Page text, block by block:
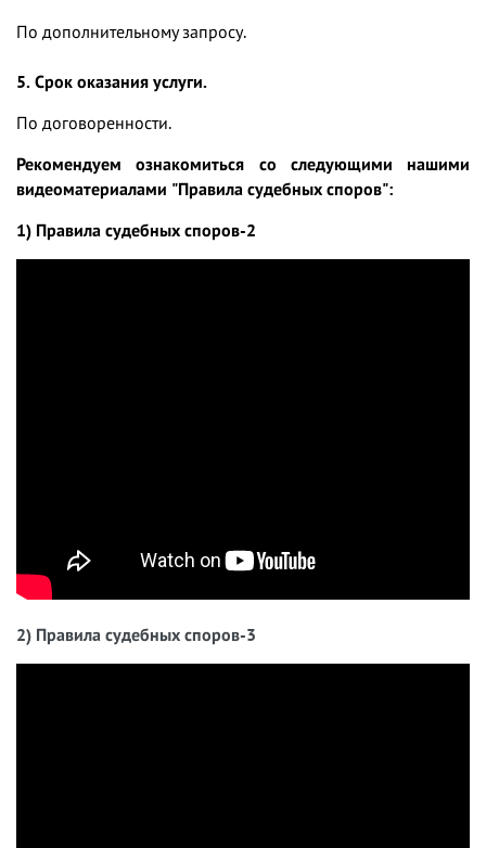
По дополнительному запросу.
5. Срок оказания услуги.
По договоренности.
Рекомендуем ознакомиться со следующими нашими
видеоматериалами "Правила судебных споров":
1) Правила судебных споров-2
2) Правила судебных споров-3